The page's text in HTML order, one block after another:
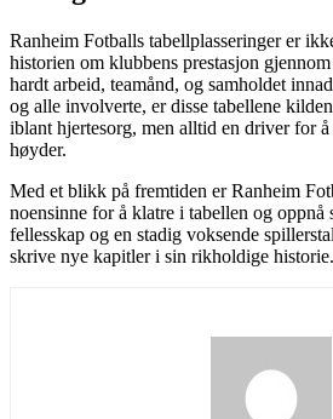
Ranheim Fotballs tabellplasseringer er
historien om klubbens prestasjon
hardt arbeid, teamånd, og samholdet
og alle involverte, er disse tabellene
iblant hjertesorg, men alltid en driver for
høyder.
Med et blikk på fremtiden er Ranheim
noensinne for å klatre i tabellen og oppnå
fellesskap og en stadig voksende
skrive nye kapitler i sin rikholdige historie.